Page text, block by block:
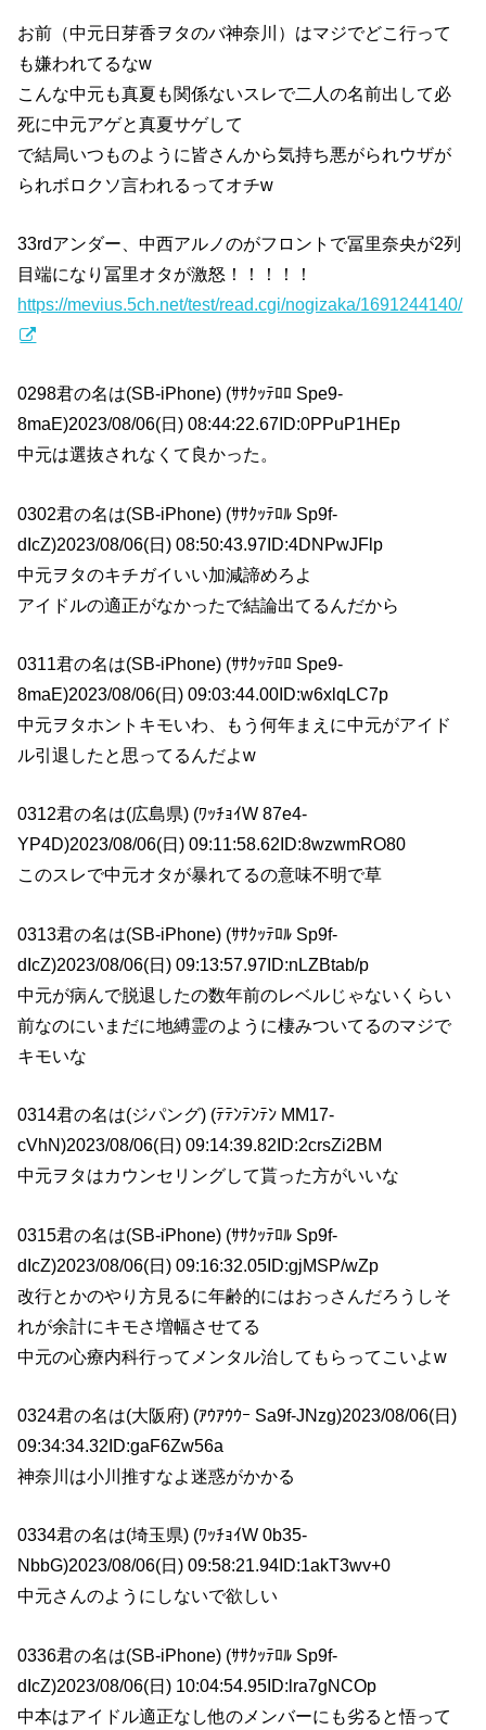
お前（中元日芽香ヲタのバ神奈川）はマジでどこ行って
も嫌われてるなw
こんな中元も真夏も関係ないスレで二人の名前出して必
死に中元アゲと真夏サゲして
で結局いつものように皆さんから気持ち悪がられウザが
られボロクソ言われるってオチw
33rdアンダー、中西アルノのがフロントで冨里奈央が2列
目端になり冨里オタが激怒！！！！！
https://mevius.5ch.net/test/read.cgi/nogizaka/1691244140/
0298君の名は(SB-iPhone) (ｻｻｸｯﾃﾛﾛ Spe9-
8maE)2023/08/06(日) 08:44:22.67ID:0PPuP1HEp
中元は選抜されなくて良かった。
0302君の名は(SB-iPhone) (ｻｻｸｯﾃﾛﾙ Sp9f-
dIcZ)2023/08/06(日) 08:50:43.97ID:4DNPwJFlp
中元ヲタのキチガイいい加減諦めろよ
アイドルの適正がなかったで結論出てるんだから
0311君の名は(SB-iPhone) (ｻｻｸｯﾃﾛﾛ Spe9-
8maE)2023/08/06(日) 09:03:44.00ID:w6xlqLC7p
中元ヲタホントキモいわ、もう何年まえに中元がアイド
ル引退したと思ってるんだよw
0312君の名は(広島県) (ﾜｯﾁｮｲW 87e4-
YP4D)2023/08/06(日) 09:11:58.62ID:8wzwmRO80
このスレで中元オタが暴れてるの意味不明で草
0313君の名は(SB-iPhone) (ｻｻｸｯﾃﾛﾙ Sp9f-
dIcZ)2023/08/06(日) 09:13:57.97ID:nLZBtab/p
中元が病んで脱退したの数年前のレベルじゃないくらい
前なのにいまだに地縛霊のように棲みついてるのマジで
キモいな
0314君の名は(ジパング) (ﾃﾃﾝﾃﾝﾃﾝ MM17-
cVhN)2023/08/06(日) 09:14:39.82ID:2crsZi2BM
中元ヲタはカウンセリングして貰った方がいいな
0315君の名は(SB-iPhone) (ｻｻｸｯﾃﾛﾙ Sp9f-
dIcZ)2023/08/06(日) 09:16:32.05ID:gjMSP/wZp
改行とかのやり方見るに年齢的にはおっさんだろうしそ
れが余計にキモさ増幅させてる
中元の心療内科行ってメンタル治してもらってこいよw
0324君の名は(大阪府) (ｱｳｱｳｳｰ Sa9f-JNzg)2023/08/06(日)
09:34:34.32ID:gaF6Zw56a
神奈川は小川推すなよ迷惑がかかる
0334君の名は(埼玉県) (ﾜｯﾁｮｲW 0b35-
NbbG)2023/08/06(日) 09:58:21.94ID:1akT3wv+0
中元さんのようにしないで欲しい
0336君の名は(SB-iPhone) (ｻｻｸｯﾃﾛﾙ Sp9f-
dIcZ)2023/08/06(日) 10:04:54.95ID:lra7gNCOp
中本はアイドル適正なし他のメンバーにも劣ると悟って